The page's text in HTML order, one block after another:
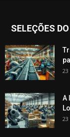
SELEÇÕES
A